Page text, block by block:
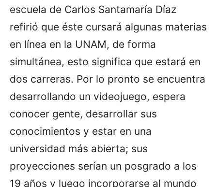
escuela de Carlos Santamaría Díaz
refirió que éste cursará algunas materias
en línea en la UNAM, de forma
simultánea, esto significa que estará en
dos carreras. Por lo pronto se encuentra
desarrollando un videojuego, espera
conocer gente, desarrollar sus
conocimientos y estar en una
universidad más abierta; sus
proyecciones serían un posgrado a los
19 años y luego incorporarse al mundo